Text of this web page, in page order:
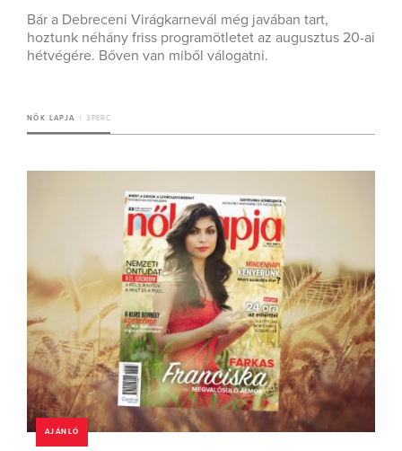
Bár a Debreceni Virágkarnevál még javában tart,
hoztunk néhány friss programötletet az augusztus 20-ai
hétvégére. Bőven van miből válogatni.
NŐK LAPJA 3 PERC
AJÁNLÓ